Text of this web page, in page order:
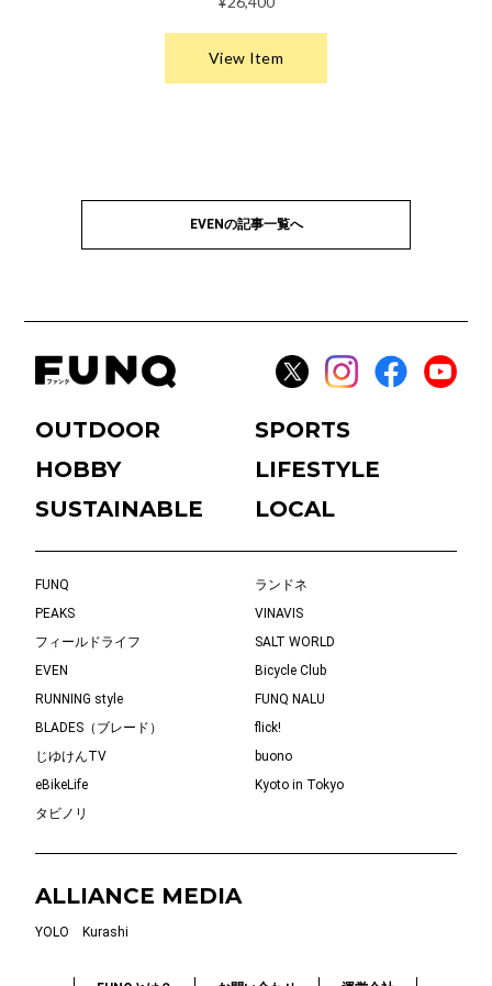
EVENの記事一覧へ
OUTDOOR
SPORTS
HOBBY
LIFESTYLE
SUSTAINABLE
LOCAL
FUNQ
ランドネ
PEAKS
VINAVIS
フィールドライフ
SALT WORLD
EVEN
Bicycle Club
RUNNING style
FUNQ NALU
BLADES（ブレード）
flick!
じゆけんTV
buono
eBikeLife
Kyoto in Tokyo
タビノリ
ALLIANCE MEDIA
YOLO Kurashi